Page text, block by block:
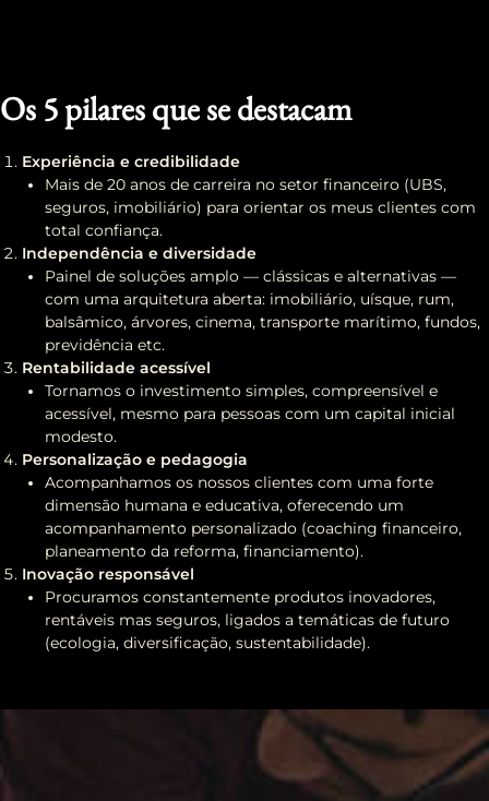
Os 5 pilares que se destacam
Experiência e credibilidade
Mais de 20 anos de carreira no setor financeiro (UBS,
seguros, imobiliário) para orientar os meus clientes com
total confiança.
Independência e diversidade
Painel de soluções amplo — clássicas e alternativas —
com uma arquitetura aberta: imobiliário, uísque, rum,
balsâmico, árvores, cinema, transporte marítimo, fundos,
previdência etc.
Rentabilidade acessível
Tornamos o investimento simples, compreensível e
acessível, mesmo para pessoas com um capital inicial
modesto.
Personalização e pedagogia
Acompanhamos os nossos clientes com uma forte
dimensão humana e educativa, oferecendo um
acompanhamento personalizado (coaching financeiro,
planeamento da reforma, financiamento).
Inovação responsável
Procuramos constantemente produtos inovadores,
rentáveis mas seguros, ligados a temáticas de futuro
(ecologia, diversificação, sustentabilidade).